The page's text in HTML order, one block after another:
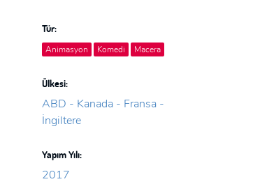
Tür:
Animasyon Komedi Macera
Ülkesi:
ABD - Kanada - Fransa -
İngiltere
Yapım Yılı:
2017